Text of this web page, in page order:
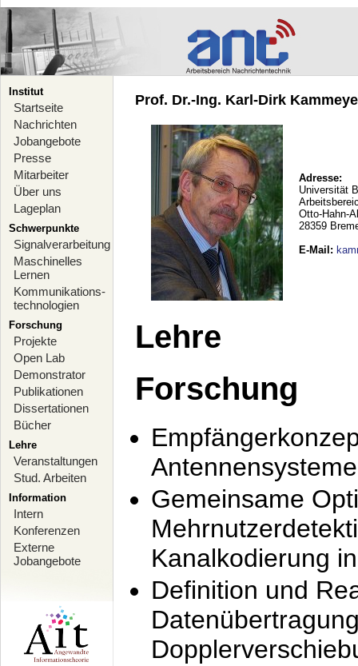
Institut
Startseite
Nachrichten
Jobangebote
Presse
Mitarbeiter
Über uns
Lageplan
Schwerpunkte
Signalverarbeitung
Maschinelles
Lernen
Kommunikations-
technologien
Forschung
Projekte
Open Lab
Demonstrator
Publikationen
Dissertationen
Bücher
Lehre
Veranstaltungen
Stud. Arbeiten
Information
Intern
Konferenzen
Externe
Jobangebote
Prof. Dr.-Ing. Karl-Dirk
Adresse:
Universität
Otto-Hahn-
28359
E-Mail :
Lehre
Forschung
Antennensysteme
Gemeinsame
Kanalkodierung
Definition und